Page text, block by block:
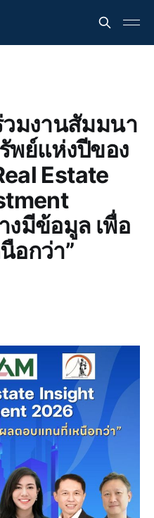
มงานสัมมนา
พย์แห่งปีของ
Estate
งมีข้อมูล เพื่อ
อกว่า”